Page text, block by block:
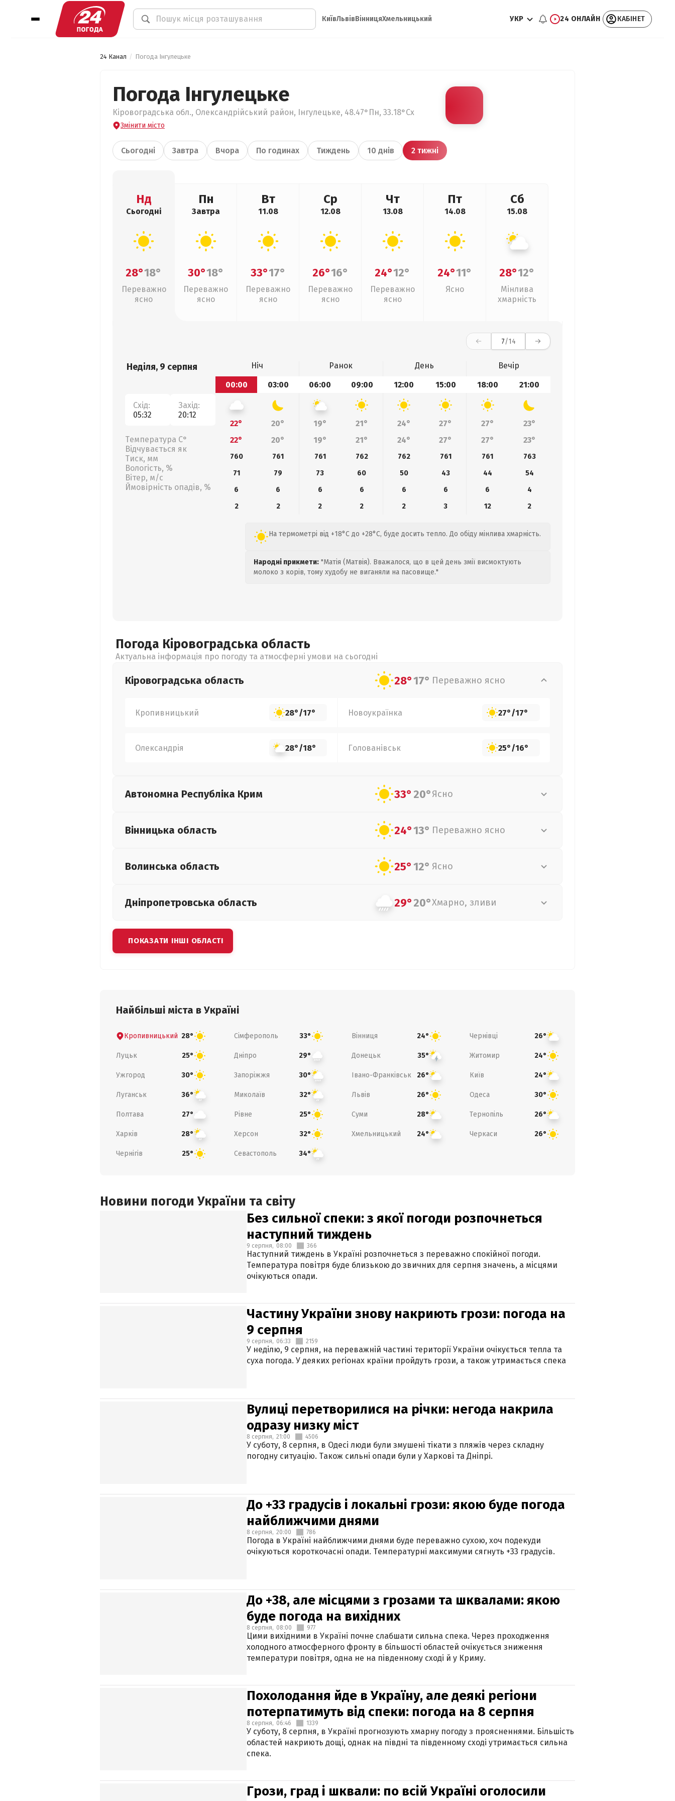
КиївЛьвівВінницяХмельницький УКР 24 ОНЛАЙН КАБІНЕТ
24 Канал Погода Інгулецьке
Погода Інгулецьке
Кіровоградська обл., Олександрійський район, Інгулецьке, 48.47°Пн, 33.18°Сх
Змінити місто
Сьогодні Завтра Вчора По годинах Тиждень 10 днів 2 тижні
Нд
Сьогодні
28°18°
Переважно
ясно
Пн
Завтра
30°18°
Переважно
ясно
Вт
11.08
33°17°
Переважно
ясно
Ср
12.08
26°16°
Переважно
ясно
Чт
13.08
24°12°
Переважно
ясно
Пт
14.08
24°11°
Ясно
Сб
15.08
28°12°
Мінлива
хмарність
7/14
Неділя, 9 серпня
Схід:
05:32
Захід:
20:12
Температура С°
Відчувається як
Тиск, мм
Вологість, %
Вітер, м/с
Ймовірність опадів, %
Ніч Ранок День
Вечір
00:00
03:00 06:00 09:00 12:00 15:00 18:00 21:00
22° 20° 19° 21° 24° 27° 27°
23°
22°
20° 19° 21° 24° 27° 27° 23°
760 761 761 762 762 761 761
763
71
79 73 60 50 43 44
54
6
6 6 6 6 6 6
4
2
2 2 2 2 3 12 2
На термометрі від +18°C до +28°C, буде досить тепло. До обіду мінлива хмарність.
Народні прикмети: "Матія (Матвія). Вважалося, що в цей день змії висмоктують
молоко з корів, тому худобу не виганяли на пасовище."
Погода Кіровоградська область
Актуальна інформація про погоду та атмосферні умови на сьогодні
Кіровоградська область 28°17° Переважно ясно
Кропивницький 28°/17° Новоукраїнка 27°/17°
Олександрія 28°/18° Голованівськ 25°/16°
Автономна Республіка Крим 33°20°Ясно
Вінницька область 24°13° Переважно ясно
Волинська область 25°12° Ясно
Дніпропетровська область 29°20°Хмарно, зливи
ПОКАЗАТИ ІНШІ ОБЛАСТІ
Найбільші міста в Україні
Кропивницький 28° Сімферополь 33° Вінниця 24° Чернівці 26°
Луцьк 25° Дніпро 29° Донецьк 35° Житомир 24°
Ужгород 30° Запоріжжя 30° Івано-Франківськ 26° Київ 24°
Луганськ 36° Миколаїв 32° Львів 26° Одеса 30°
Полтава 27° Рівне 25° Суми 28° Тернопіль 26°
Харків 28° Херсон 32° Хмельницький 24° Черкаси 26°
Чернігів 25° Севастополь 34°
Новини погоди України та світу
Без сильної спеки: з якої погоди розпочнеться
наступний тиждень
9 серпня, 08:00 366
Наступний тиждень в Україні розпочнеться з переважно спокійної погоди.
Температура повітря буде близькою до звичних для серпня значень, а місцями
очікуються опади.
Частину України знову накриють грози: погода на
9 серпня
9 серпня, 06:33 2159
У неділю, 9 серпня, на переважній частині території України очікується тепла та
суха погода. У деяких регіонах країни пройдуть грози, а також утримається спека
Вулиці перетворилися на річки: негода накрила
одразу низку міст
8 серпня, 21:00 4506
У суботу, 8 серпня, в Одесі люди були змушені тікати з пляжів через складну
погодну ситуацію. Також сильні опади були у Харкові та Дніпрі.
До +33 градусів і локальні грози: якою буде погода
найближчими днями
8 серпня, 20:00 786
Погода в Україні найближчими днями буде переважно сухою, хоч подекуди
очікуються короткочасні опади. Температурні максимуми сягнуть +33 градусів.
До +38, але місцями з грозами та шквалами: якою
буде погода на вихідних
8 серпня, 08:00 977
Цими вихідними в Україні почне слабшати сильна спека. Через проходження
холодного атмосферного фронту в більшості областей очікується зниження
температури повітря, одна не на південному сході й у Криму.
Похолодання йде в Україну, але деякі регіони
потерпатимуть від спеки: погода на 8 серпня
8 серпня, 06:46 1339
У суботу, 8 серпня, в Україні прогнозують хмарну погоду з проясненнями. Більшість
областей накриють дощі, однак на півдні та південному сході утримається сильна
спека.
Грози, град і шквали: по всій Україні оголосили